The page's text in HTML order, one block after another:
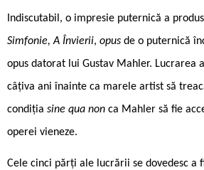
Indiscutabil, o impresie puternică a
Simfonie, A Învierii, opus de o puternică
opus datorat lui Gustav Mahler. Lucrarea
câțiva ani înainte ca marele artist să
condiția sine qua non ca Mahler să fie
operei vieneze.
Cele cinci părți ale lucrării se dovedesc a